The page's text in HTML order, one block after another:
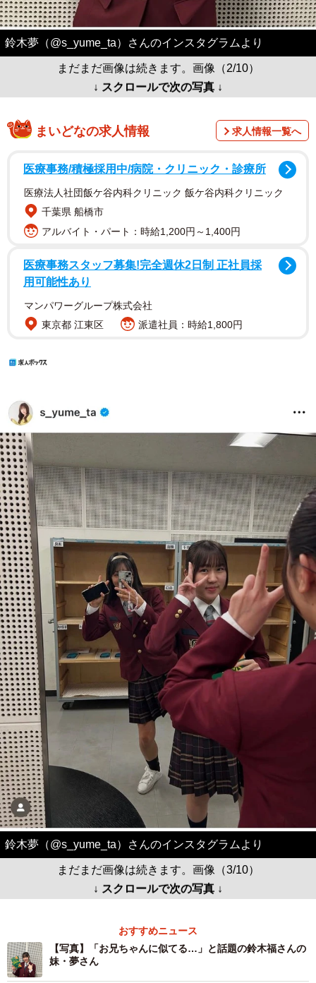
鈴木夢（@s_yume_ta）さんのインスタグラムより
まだまだ画像は続きます。画像（2/10）
↓ スクロールで次の写真 ↓
まいどなの求人情報 求人情報一覧へ
医療事務/積極採用中/病院・クリニック・診療所
医療法人社団飯ケ谷内科クリニック 飯ケ谷内科クリニック
千葉県 船橋市
アルバイト・パート：時給1,200円～1,400円
医療事務スタッフ募集!完全週休2日制 正社員採
用可能性あり
マンパワーグループ株式会社
東京都 江東区
派遣社員：時給1,800円
鈴木夢（@s_yume_ta）さんのインスタグラムより
まだまだ画像は続きます。画像（3/10）
↓ スクロールで次の写真 ↓
おすすめニュース
【写真】「お兄ちゃんに似てる…」と話題の鈴木福さんの
妹・夢さん